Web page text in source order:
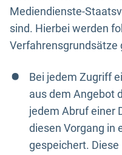
Mediendienste-
sind. Hierbei werden
Verfahrensgrundsätze
Bei jedem Zugriff
aus dem Angebot
jedem Abruf einer
diesen Vorgang in
gespeichert.